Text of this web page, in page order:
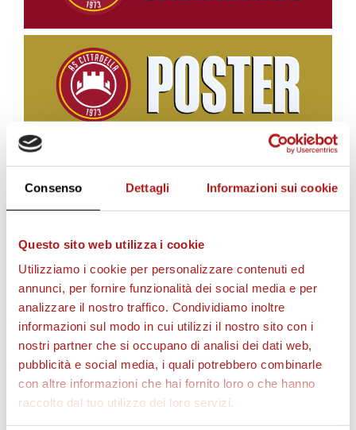
Consenso Dettagli Informazioni sui cookie
Questo sito web utilizza i cookie
Utilizziamo i cookie per personalizzare contenuti ed
annunci, per fornire funzionalità dei social media e per
analizzare il nostro traffico. Condividiamo inoltre
informazioni sul modo in cui utilizzi il nostro sito con i
nostri partner che si occupano di analisi dei dati web,
pubblicità e social media, i quali potrebbero combinarle
con altre informazioni che hai fornito loro o che hanno
raccolto dal tuo utilizzo dei loro servizi.
BIGLIETTI
AS CITTADELLA STORE